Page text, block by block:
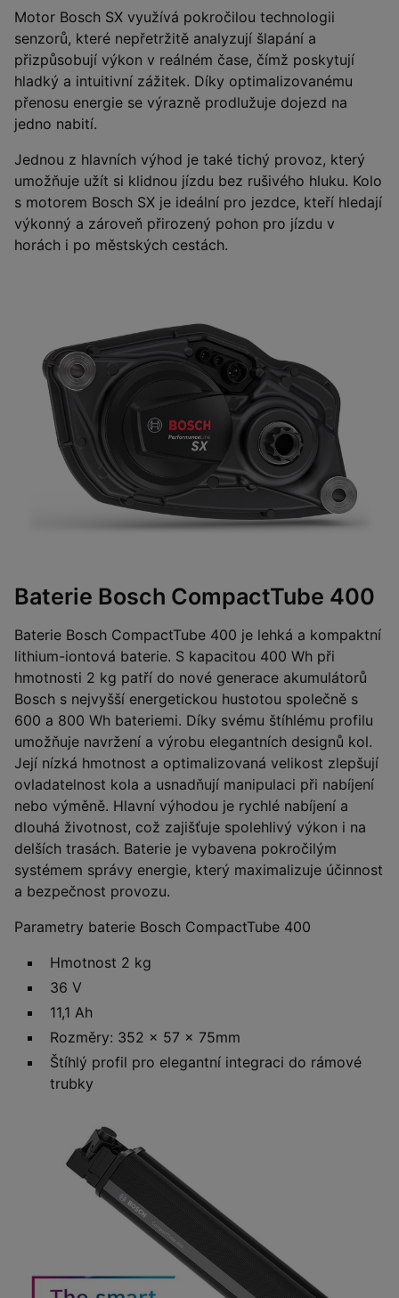
Motor Bosch SX využívá pokročilou technologii
senzorů, které nepřetržitě analyzují šlapání a
přizpůsobují výkon v reálném čase, čímž poskytují
hladký a intuitivní zážitek. Díky optimalizovanému
přenosu energie se výrazně prodlužuje dojezd na
jedno nabití.
Jednou z hlavních výhod je také tichý provoz, který
umožňuje užít si klidnou jízdu bez rušivého hluku. Kolo
s motorem Bosch SX je ideální pro jezdce, kteří hledají
výkonný a zároveň přirozený pohon pro jízdu v
horách i po městských cestách.
Baterie Bosch CompactTube 400
Baterie Bosch CompactTube 400 je lehká a kompaktní
lithium-iontová baterie. S kapacitou 400 Wh při
hmotnosti 2 kg patří do nové generace akumulátorů
Bosch s nejvyšší energetickou hustotou společně s
600 a 800 Wh bateriemi. Díky svému štíhlému profilu
umožňuje navržení a výrobu elegantních designů kol.
Její nízká hmotnost a optimalizovaná velikost zlepšují
ovladatelnost kola a usnadňují manipulaci při nabíjení
nebo výměně. Hlavní výhodou je rychlé nabíjení a
dlouhá životnost, což zajišťuje spolehlivý výkon i na
delších trasách. Baterie je vybavena pokročilým
systémem správy energie, který maximalizuje účinnost
a bezpečnost provozu.
Parametry baterie Bosch CompactTube 400
Hmotnost 2 kg
36 V
11,1 Ah
Rozměry: 352 x 57 x 75mm
Štíhlý profil pro elegantní integraci do rámové
trubky